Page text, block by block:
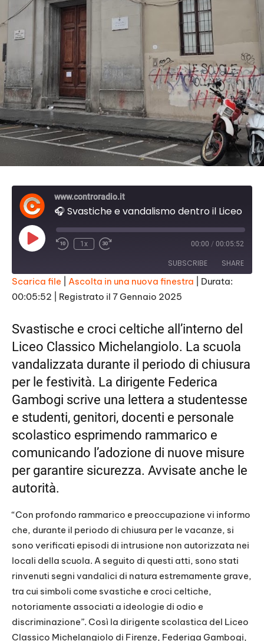
www.controradio.it
P
l
E
p
i
e
1x 00:00 / 00:05:52
SUBSCRIBE SHARE
SHARE
EMBED
Scarica file Ascolta in una nuova finestra
Durata:
00:05:52
Registrato il 7 Gennaio 2025
Svastische e croci celtiche all’interno del
Liceo Classico Michelangiolo. La scuola
vandalizzata durante il periodo di chiusura
per le festività. La dirigente Federica
Gambogi scrive una lettera a studentesse
e studenti, genitori, docenti e personale
scolastico esprimendo rammarico e
comunicando l’adozione di nuove misure
per garantire sicurezza. Avvisate anche le
autorità.
“Con profondo rammarico e preoccupazione vi informo
che, durante il periodo di chiusura per le vacanze, si
sono verificati episodi di intrusione non autorizzata nei
locali della scuola. A seguito di questi atti, sono stati
rinvenuti segni vandalici di natura estremamente grave,
tra cui simboli come svastiche e croci celtiche,
notoriamente associati a ideologie di odio e
discriminazione”. Così la dirigente scolastica del Liceo
Classico Michelangiolo di Firenze, Federiga Gambogi,